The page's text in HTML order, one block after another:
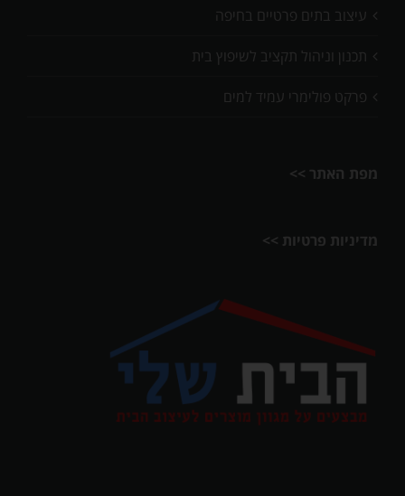
עיצוב בתים פרטיים בחיפה
תכנון וניהול תקציב לשיפוץ בית
פרקט פולימרי עמיד למים
מפת האתר >>
מדיניות פרטיות >>